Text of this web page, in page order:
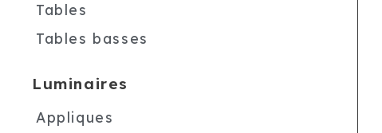
Tables
Tables basses
Luminaires
Appliques